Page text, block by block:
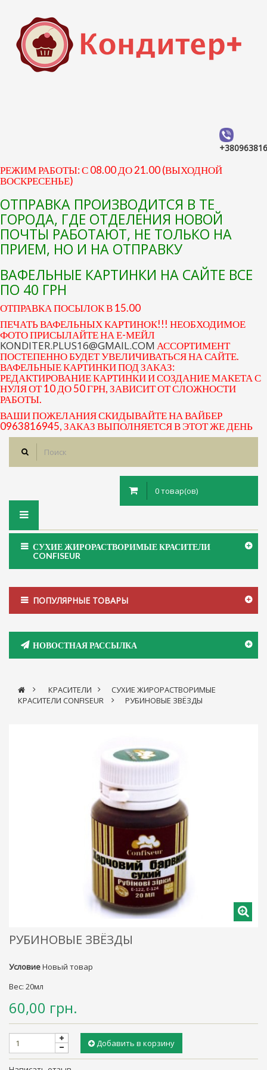
РЕЖИМ РАБОТЫ: С 08.00 ДО 21.00 (ВЫХОДНОЙ
ВОСКРЕСЕНЬЕ)
ОТПРАВКА ПРОИЗВОДИТСЯ В ТЕ
ГОРОДА, ГДЕ ОТДЕЛЕНИЯ НОВОЙ
ПОЧТЫ РАБОТАЮТ, НЕ ТОЛЬКО НА
ПРИЕМ, НО И НА ОТПРАВКУ
ВАФЕЛЬНЫЕ КАРТИНКИ НА САЙТЕ ВСЕ
ПО 40 ГРН
ОТПРАВКА ПОСЫЛОК В 15.00
ПЕЧАТЬ ВАФЕЛЬНЫХ КАРТИНОК!!! НЕОБХОДИМОЕ
ФОТО ПРИСЫЛАЙТЕ НА Е-МЕЙЛ
KONDITER.PLUS16@GMAIL.COM АССОРТИМЕНТ
ПОСТЕПЕННО БУДЕТ УВЕЛИЧИВАТЬСЯ НА САЙТЕ.
ВАФЕЛЬНЫЕ КАРТИНКИ ПОД ЗАКАЗ:
РЕДАКТИРОВАНИЕ КАРТИНКИ И СОЗДАНИЕ МАКЕТА С
НУЛЯ ОТ 10 ДО 50 ГРН, ЗАВИСИТ ОТ СЛОЖНОСТИ
РАБОТЫ.
ВАШИ ПОЖЕЛАНИЯ СКИДЫВАЙТЕ НА ВАЙБЕР
0963816945, ЗАКАЗ ВЫПОЛНЯЕТСЯ В ЭТОТ ЖЕ ДЕНЬ
0 товар(ов)
Toggle
СУХИЕ ЖИРОРАСТВОРИМЫЕ КРАСИТЕЛИ
CONFISEUR
ПОПУЛЯРНЫЕ ТОВАРЫ
НОВОСТНАЯ РАССЫЛКА
> КРАСИТЕЛИ >
СУХИЕ ЖИРОРАСТВОРИМЫЕ
КРАСИТЕЛИ CONFISEUR
> РУБИНОВЫЕ ЗВЁЗДЫ
РУБИНОВЫЕ ЗВЁЗДЫ
УсловиеНовый товар
Вес: 20мл
60,00 грн.
Добавить в корзину